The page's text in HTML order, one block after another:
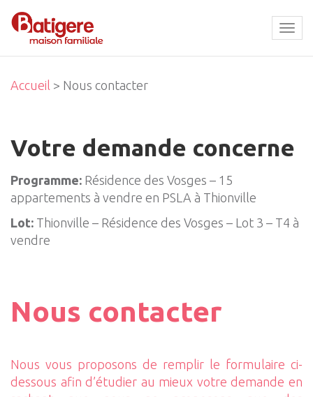
Accueil > Nous contacter
Votre demande concerne
Programme: Résidence des Vosges – 15
appartements à vendre en PSLA à Thionville
Lot: Thionville – Résidence des Vosges – Lot 3 – T4 à
vendre
Nous contacter
Nous vous proposons de remplir le formulaire ci-
dessous afin d’étudier au mieux votre demande en